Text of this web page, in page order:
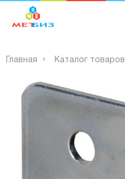
Главная Каталог товаров